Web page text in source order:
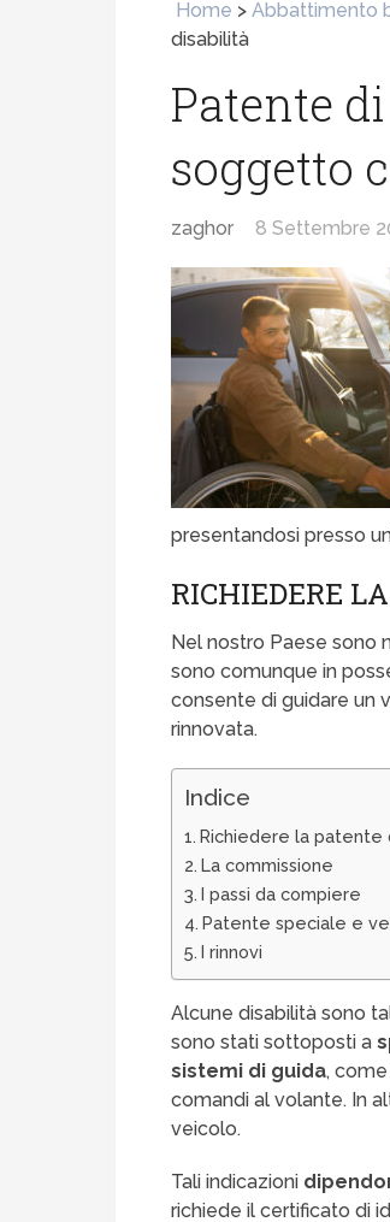
Home >Abbattimento
disabilità
Patente
soggetto
zaghor 8 Settembre
presentandosi presso
RICHIEDERE
Nel nostro Paese sono
sono comunque in
consente di guidare un
rinnovata.
Indice
Richiedere la patente
La commissione
I passi da compiere
Patente speciale e
I rinnovi
Alcune disabilità sono
sono stati sottoposti a
sistemi di guida,
comandi al volante. In
veicolo.
Tali indicazioni
richiede il certificato di